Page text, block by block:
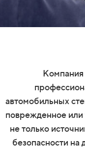
Компания
автомобильных
поврежденное или
не только
безопасности на